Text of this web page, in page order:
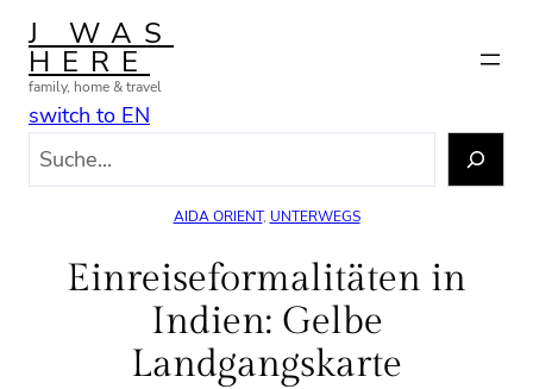
Zum
Inhalt
springen
J WAS
HERE
family, home & travel
switch to EN
AIDA ORIENT, UNTERWEGS
Einreiseformalitäten in
Indien: Gelbe
Landgangskarte